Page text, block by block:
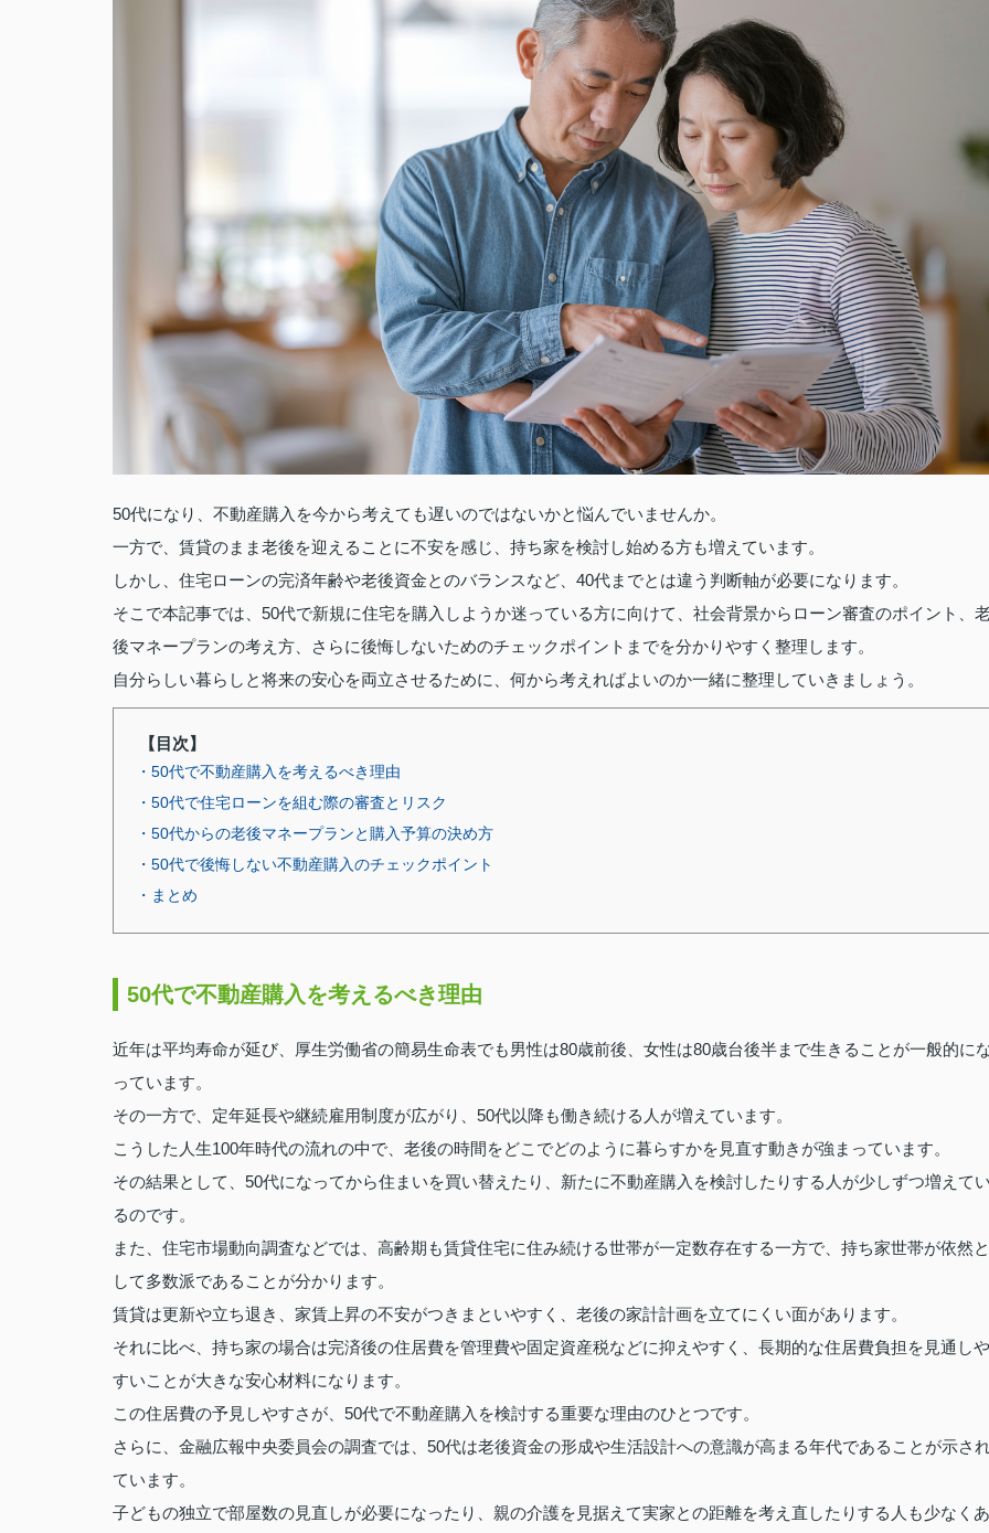
50代になり、不動産購入を今から考えても遅いのではないかと悩んでいませんか。
一方で、賃貸のまま老後を迎えることに不安を感じ、持ち家を検討し始める方も増えています。
しかし、住宅ローンの完済年齢や老後資金とのバランスなど、40代までとは違う判断軸が必要になります。
そこで本記事では、50代で新規に住宅を購入しようか迷っている方に向けて、社会背景からローン審査のポイント、
後マネープランの考え方、さらに後悔しないためのチェックポイントまでを分かりやすく整理します。
自分らしい暮らしと将来の安心を両立させるために、何から考えればよいのか一緒に整理していきましょう。
【目次】
・50代で不動産購入を考えるべき理由
・50代で住宅ローンを組む際の審査とリスク
・50代からの老後マネープランと購入予算の決め方
・50代で後悔しない不動産購入のチェックポイント
・まとめ
50代で不動産購入を考えるべき理由
近年は平均寿命が延び、厚生労働省の簡易生命表でも男性は80歳前後、女性は80歳台後半まで生きることが一般的に
っています。
その一方で、定年延長や継続雇用制度が広がり、50代以降も働き続ける人が増えています。
こうした人生100年時代の流れの中で、老後の時間をどこでどのように暮らすかを見直す動きが強まっています。
その結果として、50代になってから住まいを買い替えたり、新たに不動産購入を検討したりする人が少しずつ増えて
るのです。
また、住宅市場動向調査などでは、高齢期も賃貸住宅に住み続ける世帯が一定数存在する一方で、持ち家世帯が依然と
して多数派であることが分かります。
賃貸は更新や立ち退き、家賃上昇の不安がつきまといやすく、老後の家計計画を立てにくい面があります。
それに比べ、持ち家の場合は完済後の住居費を管理費や固定資産税などに抑えやすく、長期的な住居費負担を見通しや
すいことが大きな安心材料になります。
この住居費の予見しやすさが、50代で不動産購入を検討する重要な理由のひとつです。
さらに、金融広報中央委員会の調査では、50代は老後資金の形成や生活設計への意識が高まる年代であることが示さ
ています。
子どもの独立で部屋数の見直しが必要になったり、親の介護を見据えて実家との距離を考え直したりする人も少なくあ